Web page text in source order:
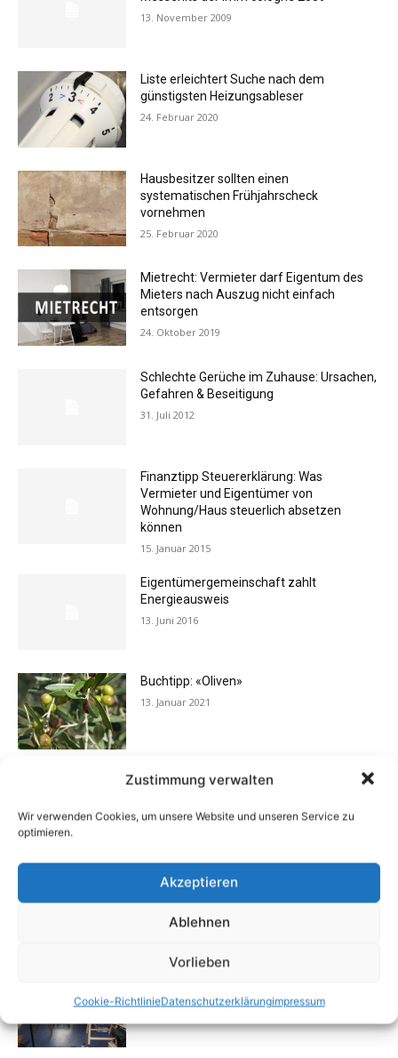
Zustimmung verwalten
Wir verwenden Cookies, um unsere Website und unseren Service zu
optimieren.
Akzeptieren
Ablehnen
Vorlieben
Cookie-RichtlinieDatenschutzerklärungimpressum
13. November 2009
Liste erleichtert Suche nach dem
günstigsten Heizungsableser
24. Februar 2020
Hausbesitzer sollten einen
systematischen Frühjahrscheck
vornehmen
25. Februar 2020
Mietrecht: Vermieter darf Eigentum des
Mieters nach Auszug nicht einfach
entsorgen
24. Oktober 2019
Schlechte Gerüche im Zuhause: Ursachen,
Gefahren & Beseitigung
31. Juli 2012
Finanztipp Steuererklärung: Was
Vermieter und Eigentümer von
Wohnung/Haus steuerlich absetzen
können
15. Januar 2015
Eigentümergemeinschaft zahlt
Energieausweis
13. Juni 2016
Buchtipp: «Oliven»
13. Januar 2021
Rechtstipp: Grundbucheinsicht nur bei
13. Oktober 2016
Flexibilität im Alltag: Moderne
7. Juli 2026
Einrichtung zurücklassen